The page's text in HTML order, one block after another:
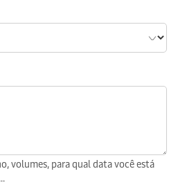
volumes, para qual data você está